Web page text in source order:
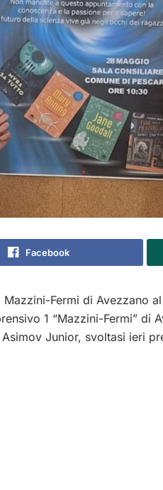
Facebook
Mazzini-Fermi di Avezzano
1 “Mazzini-Fermi” di
Junior, svoltasi ieri